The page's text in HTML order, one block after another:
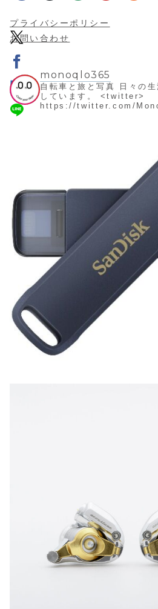
プライバシーポリシー
お問い合わせ
monoqlo365
自転車と旅と写真
日々の
しています。
<twitter>
https://twitter.com/